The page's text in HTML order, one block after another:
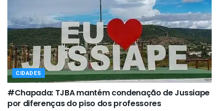
CIDADES
#Chapada: TJBA mantém condenação de Jussiape
por diferenças do piso dos professores